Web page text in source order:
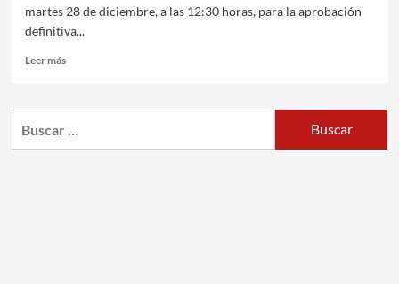
martes 28 de diciembre, a las 12:30 horas, para la aprobación
definitiva...
Leer más